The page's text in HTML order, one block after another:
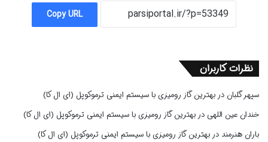
Copy URL
نظرات کاربران
سپهر گلبان دربهترین گاز رومیزی با سیستم ایمنی ترموکوپل (ای ال کا)
خندان عین اللهی دربهترین گاز رومیزی با سیستم ایمنی ترموکوپل (ای ال کا)
باران هنرمند دربهترین گاز رومیزی با سیستم ایمنی ترموکوپل (ای ال کا)